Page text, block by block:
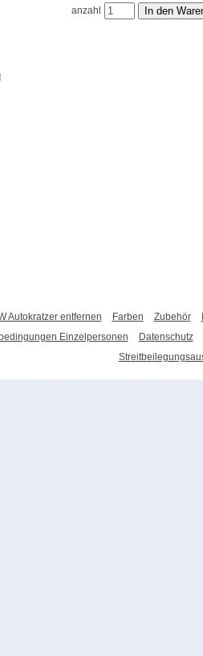
anzahl
Autokratzer entfernen Farben Zubehör
Einzelpersonen
Datenschutz